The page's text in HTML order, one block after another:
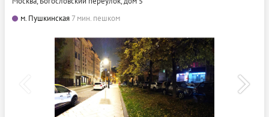
м. Пушкинская 7 мин. пешком